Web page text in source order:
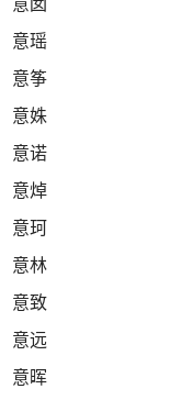
意瑶
意筝
意姝
意诺
意焯
意珂
意林
意致
意远
意晖